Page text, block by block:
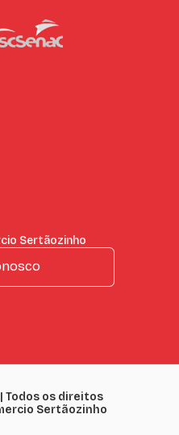
Sertãozinho
os direitos
Sertãozinho